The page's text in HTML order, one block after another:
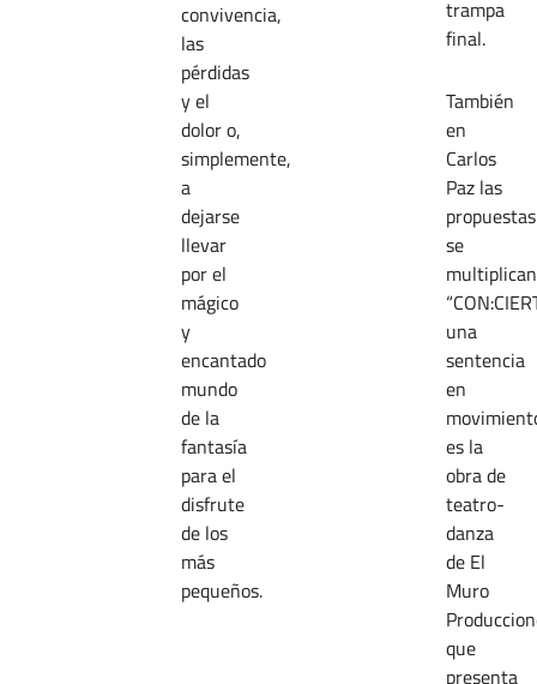
convivencia,
las
pérdidas
y el
dolor o,
simplemente,
a
dejarse
llevar
por el
mágico
y
encantado
mundo
de la
fantasía
para el
disfrute
de los
más
pequeños.
trampa
final.
También
en
Carlos
Paz las
propuestas
se
una
sentencia
en
es la
obra de
teatro-
danza
de El
Muro
que
presenta